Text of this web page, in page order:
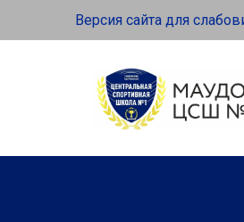
Версия сайта для